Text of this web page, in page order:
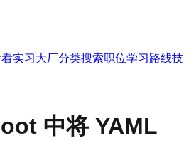
实习大厂分类搜索职位学习路线技
中将 YAML